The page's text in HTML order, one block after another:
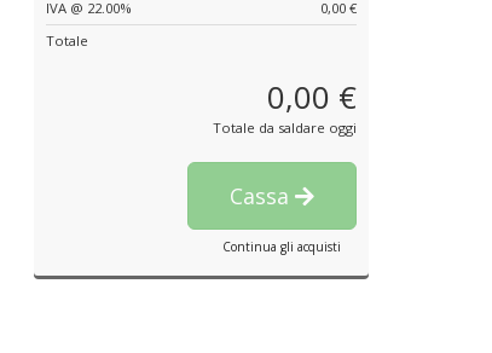
IVA @ 22.00%
0,00 €
Totale
0,00 €
Totale da saldare oggi
Cassa
Continua gli acquisti